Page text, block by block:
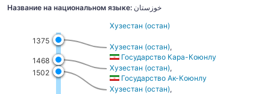
Название на национальном языке: خوزستان
1375
1468
1502
Хузестан (остан)
Хузестан (остан),
Государство Кара-Коюнлу
Хузестан (остан),
Государство Ак-Коюнлу
Хузестан (остан),